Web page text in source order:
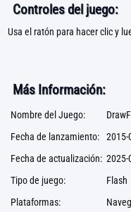
Controles del juego:
Usa el ratón para hacer clic y
Más Información:
Nombre del Juego:
Fecha de lanzamiento: 2015-
Fecha de actualización: 2025-
Tipo de juego:
Flash
Plataformas: